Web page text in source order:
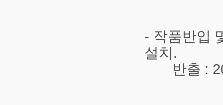
- 작품반입
설치 .
반출 :